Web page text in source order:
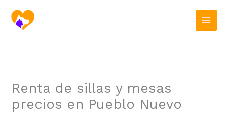
contenido
Renta de sillas y mesas
precios en Pueblo Nuevo